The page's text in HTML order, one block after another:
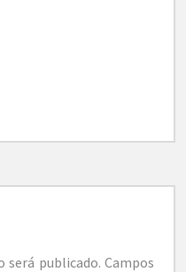
será publicado. Campos